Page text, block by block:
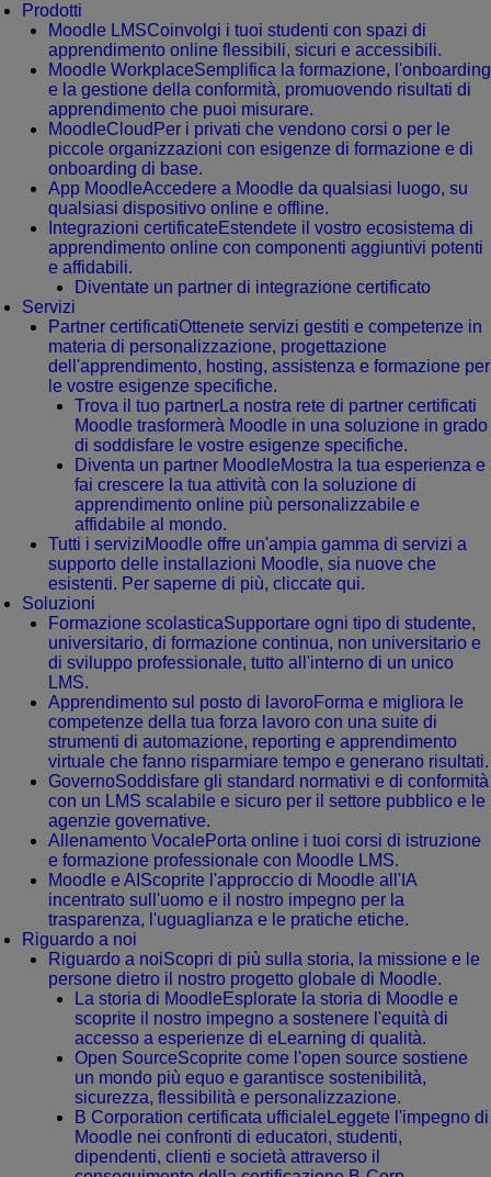
Prodotti
Moodle LMSCoinvolgi i tuoi studenti con spazi di
apprendimento online flessibili, sicuri e accessibili.
Moodle WorkplaceSemplifica la formazione, l'onboarding
e la gestione della conformità, promuovendo risultati di
apprendimento che puoi misurare.
MoodleCloud Per i privati che vendono corsi o per le
piccole organizzazioni con esigenze di formazione e di
onboarding di base.
App MoodleAccedere a Moodle da qualsiasi luogo, su
qualsiasi dispositivo online e offline.
Integrazioni certificate Estendete il vostro ecosistema di
apprendimento online con componenti aggiuntivi potenti
e affidabili.
Diventate un partner di integrazione certificato
Servizi
Partner certificatiOttenete servizi gestiti e competenze in
materia di personalizzazione, progettazione
dell'apprendimento, hosting, assistenza e formazione per
le vostre esigenze specifiche.
Trova il tuo partnerLa nostra rete di partner certificati
Moodle trasformerà Moodle in una soluzione in grado
di soddisfare le vostre esigenze specifiche.
Diventa un partner MoodleMostra la tua esperienza e
fai crescere la tua attività con la soluzione di
apprendimento online più personalizzabile e
affidabile al mondo.
Tutti i serviziMoodle offre un'ampia gamma di servizi a
supporto delle installazioni Moodle, sia nuove che
esistenti. Per saperne di più, cliccate qui.
Soluzioni
Formazione scolasticaSupportare ogni tipo di studente,
universitario, di formazione continua, non universitario e
di sviluppo professionale, tutto all'interno di un unico
LMS.
Apprendimento sul posto di lavoroForma e migliora le
competenze della tua forza lavoro con una suite di
strumenti di automazione, reporting e apprendimento
virtuale che fanno risparmiare tempo e generano risultati.
GovernoSoddisfare gli standard normativi e di conformità
con un LMS scalabile e sicuro per il settore pubblico e le
agenzie governative.
Allenamento Vocale Porta online i tuoi corsi di istruzione
e formazione professionale con Moodle LMS.
Moodle e AI Scoprite l'approccio di Moodle all'IA
incentrato sull'uomo e il nostro impegno per la
trasparenza, l'uguaglianza e le pratiche etiche.
Riguardo a noi
Riguardo a noiScopri di più sulla storia, la missione e le
persone dietro il nostro progetto globale di Moodle.
La storia di Moodle Esplorate la storia di Moodle e
scoprite il nostro impegno a sostenere l'equità di
accesso a esperienze di eLearning di qualità.
Open SourceScoprite come l'open source sostiene
un mondo più equo e garantisce sostenibilità,
sicurezza, flessibilità e personalizzazione.
B Corporation certificata ufficiale Leggete l'impegno di
Moodle nei confronti di educatori, studenti,
dipendenti, clienti e società attraverso il